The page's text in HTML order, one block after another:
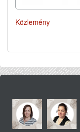
Közlemény